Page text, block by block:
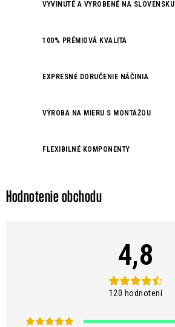
v
VYVINUTÉ A VYROBENÉ NA SLOVENSKU
100% PRÉMIOVÁ KVALITA
EXPRESNÉ DORUČENIE NÁČINIA
VÝROBA NA MIERU S MONTÁŽOU
FLEXIBILNÉ KOMPONENTY
Hodnotenie obchodu
4,8
120 hodnotení